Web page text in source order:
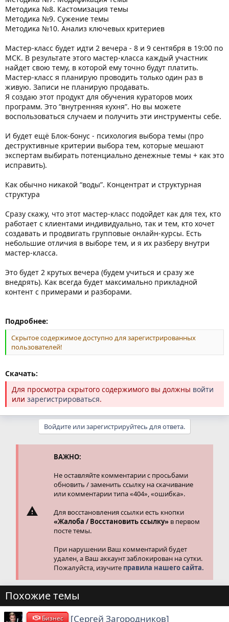
Методика №8. Кастомизация темы
Методика №9. Сужение темы
Методика №10. Анализ ключевых критериев
Мастер-класс будет идти 2 вечера - 8 и 9 сентября в 19:00 по
МСК. В результате этого мастер-класса каждый участник
найдет свою тему, в которой ему точно будут платить.
Мастер-класс я планирую проводить только один раз в
живую. Записи не планирую продавать.
Я создаю этот продукт для обучения кураторов моих
программ. Это “внутренняя кухня”. Но вы можете
воспользоваться случаем и получить эти инструменты себе.
И будет ещё Блок-бонус - психология выбора темы (про
деструктивные критерии выбора тем, которые мешают
экспертам выбирать потенциально денежные темы + как это
исправить).
Как обычно никакой “воды”. Концентрат и структурная
структура
Сразу скажу, что этот мастер-класс подойдет как для тех, кто
работает с клиентами индивидуально, так и тем, кто хочет
создавать и продвигать групповые онлайн-курсы. Есть
небольшие отличия в выборе тем, и я их разберу внутри
мастер-класса.
Это будет 2 крутых вечера (будем учиться и сразу же
внедрять). Как всегда будет максимально прикладной
контент с примерами и разборами.
Подробнее:
Скрытое содержимое доступно для зарегистрированных
пользователей!
Скачать:
Для просмотра скрытого содержимого вы должны войти
или зарегистрироваться.
Войдите или зарегистрируйтесь для ответа.
ВАЖНО:
Не оставляйте комментарии с просьбами
обновить / заменить ссылку на скачивание
или комментарии типа «404», «ошибка».
Для восстановления ссылки есть кнопки
«Жалоба / Восстановить ссылку» в первом
посте темы.
При нарушении Ваш комментарий будет
удален, а Ваш аккаунт заблокирован на сутки.
Пожалуйста, изучите правила нашего сайта.
Похожие темы
Бизнес
[Сергей Загородников]